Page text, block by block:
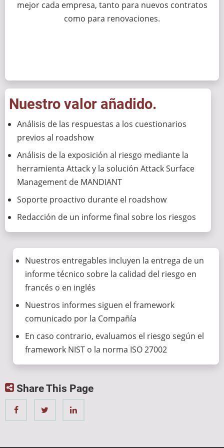
mejor cada empresa, tanto para nuevos contratos
como para renovaciones.
Nuestro valor añadido.
Análisis de las respuestas a los cuestionarios
previos al roadshow
Análisis de la exposición al riesgo mediante la
herramienta Attack y la solución Attack Surface
Management de MANDIANT
Soporte proactivo durante el roadshow
Redacción de un informe final sobre los riesgos
Nuestros entregables incluyen la entrega de un
informe técnico sobre la calidad del riesgo en
francés o en inglés
Nuestros informes siguen el framework
comunicado por la Compañía
En caso contrario, evaluamos el riesgo según el
framework NIST o la norma ISO 27002
Share This Page